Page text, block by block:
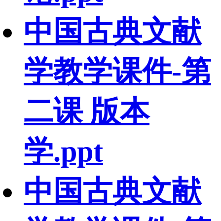
中国古典文献
学教学课件-第
二课 版本
学.ppt
中国古典文献